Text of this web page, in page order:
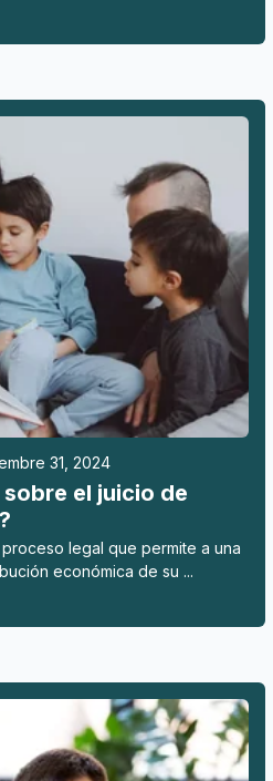
31, 2024
el juicio de
legal que permite a una
económica de su ...